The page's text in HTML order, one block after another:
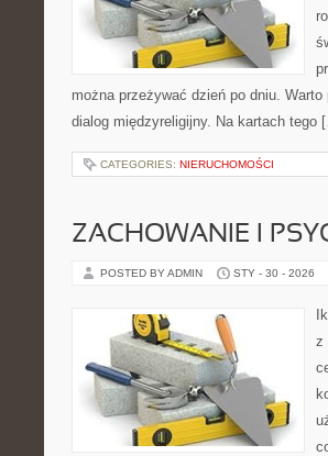
można przeżywać dzień po dniu.
dialog międzyreligijny. Na kartach tego
CATEGORIES: NIERUCHOMOŚCI
ZACHOWANIE I
POSTED BY ADMIN STY - 30 - 2026
z